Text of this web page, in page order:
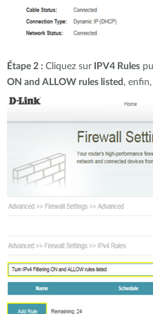
Étape 2 : Cliquez sur IPV4 Rules
ON and ALLOW rules listed ,